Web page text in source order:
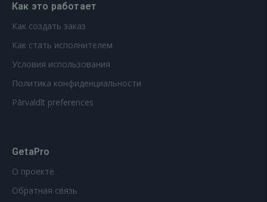
Как это работает
Как создать заказ
Как стать исполнителем
Условия использования
Политика конфиденциальности
Pārvaldīt preferences
GetaPro
О проекте
Обратная связь